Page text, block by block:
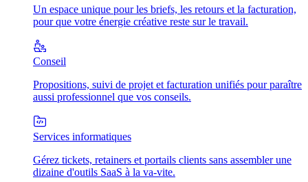
Un espace unique pour les briefs, les retours et la facturation,
pour que votre énergie créative reste sur le travail.
Conseil
Propositions, suivi de projet et facturation unifiés pour paraître
aussi professionnel que vos conseils.
Services informatiques
Gérez tickets, retainers et portails clients sans assembler une
dizaine d'outils SaaS à la va-vite.